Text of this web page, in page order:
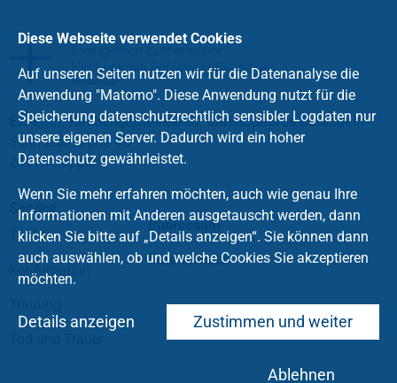
Ev.-Luth. Kirchengemeinde St. Christophorus Ostangeln
Schmiedestraße 45
24376 Kappeln
Service
Taufe
Konfirmation
Impressum
Datenschutz
Diese Webseite verwendet Cookies
Auf unseren Seiten nutzen wir für die Datenanalyse die
Anwendung "Matomo". Diese Anwendung nutzt für die
Speicherung datenschutzrechtlich sensibler Logdaten nur
unsere eigenen Server. Dadurch wird ein hoher
Datenschutz gewährleistet.
Wenn Sie mehr erfahren möchten, auch wie genau Ihre
Informationen mit Anderen ausgetauscht werden, dann
klicken Sie bitte auf „Details anzeigen“. Sie können dann
auch auswählen, ob und welche Cookies Sie akzeptieren
möchten.
Zustimmen und weiter
Details anzeigen
Ablehnen